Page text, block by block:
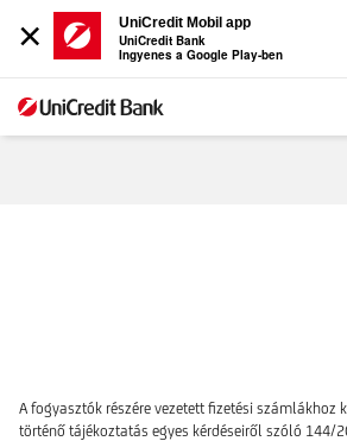
×
UniCredit Mobil app
UniCredit Bank
Ingyenes a Google Play-ben
PAD
A fogyasztók részére vezetett fizetési számlákhoz
történő tájékoztatás egyes kérdéseiről szóló 144/